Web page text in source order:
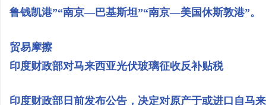
鲁钱凯港”“南京—巴基斯坦”“南京—美国休斯敦港”。
贸易摩擦
印度财政部对马来西亚光伏玻璃征收反补贴税
印度财政部日前发布公告，决定对原产于或进口自马